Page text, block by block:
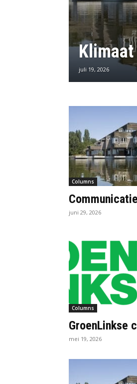
Klimaat
juli 19, 2026
Columns
Communicatie
juni 29, 2026
Columns
GroenLinkse
mei 19, 2026